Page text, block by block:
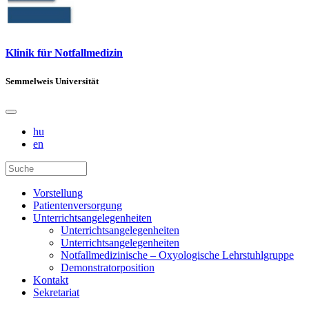
Klinik für Notfallmedizin
Semmelweis Universität
hu
en
Vorstellung
Patientenversorgung
Unterrichtsangelegenheiten
Unterrichtsangelegenheiten
Unterrichtsangelegenheiten
Notfallmedizinische – Oxyologische Lehrstuhlgruppe
Demonstratorposition
Kontakt
Sekretariat